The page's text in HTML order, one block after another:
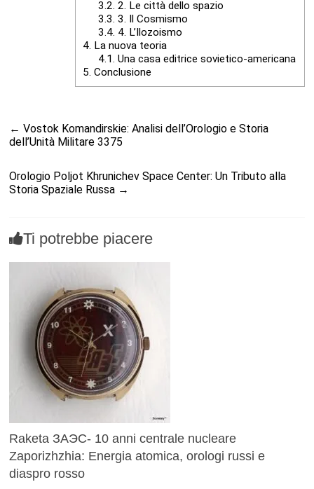
3.2. 2. Le città dello spazio
3.3. 3. Il Cosmismo
3.4. 4. L’Ilozoismo
4. La nuova teoria
4.1. Una casa editrice sovietico-americana
5. Conclusione
← Vostok Komandirskie: Analisi dell’Orologio e Storia
dell’Unità Militare 3375
Orologio Poljot Khrunichev Space Center: Un Tributo alla
Storia Spaziale Russa →
Ti potrebbe piacere
Raketa ЗАЭС- 10 anni centrale nucleare
Zaporizhzhia: Energia atomica, orologi russi e
diaspro rosso